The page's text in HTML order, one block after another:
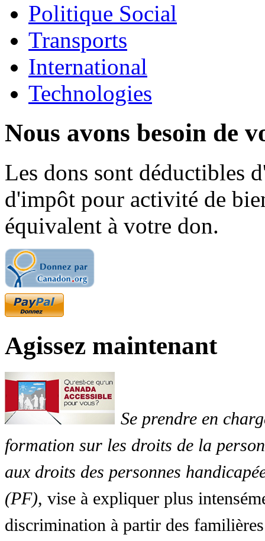
Politique Social
Transports
International
Technologies
Nous avons besoin de
Les dons sont déductibles
d'impôt pour activité de
équivalent à votre don.
Agissez maintenant
Se prendre en
formation sur les droits de la
aux droits des personnes
(PF), vise à expliquer plus
discrimination à partir des